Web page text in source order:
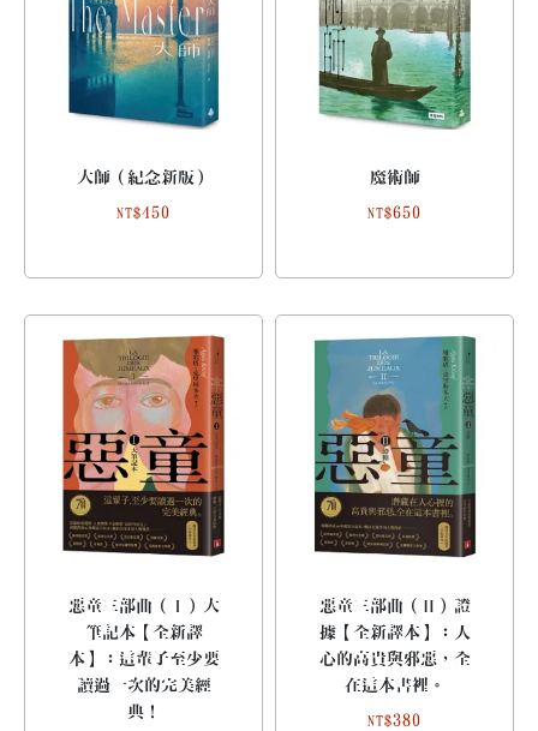
大師（紀念新版）
NT$450
魔術師
NT$650
惡童三部曲（Ⅰ）大
筆記本【全新譯
本】：這輩子至少要
讀過一次的完美經
典！
惡童三部曲（Ⅱ）證
據【全新譯本】：人
心的高貴與邪惡，全
在這本書裡。
NT$380